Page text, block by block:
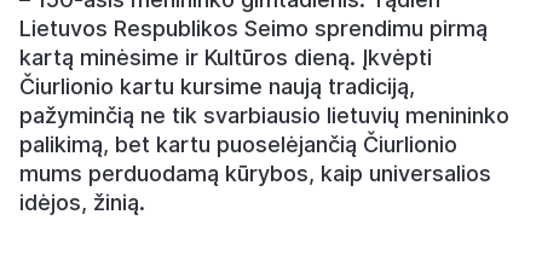
Lietuvos Respublikos Seimo sprendimu pirmą
kartą minėsime ir Kultūros dieną. Įkvėpti
Čiurlionio kartu kursime naują tradiciją,
pažyminčią ne tik svarbiausio lietuvių menininko
palikimą, bet kartu puoselėjančią Čiurlionio
mums perduodamą kūrybos, kaip universalios
idėjos, žinią.